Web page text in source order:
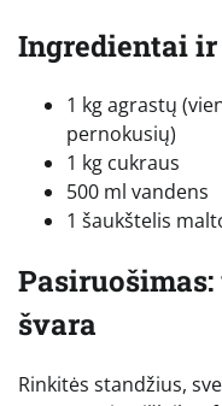
Ingredientai
1 kg agrastų
pernokusių)
1 kg cukraus
500 ml vandens
1 šaukštelis
švara
Rinkitės standžius,